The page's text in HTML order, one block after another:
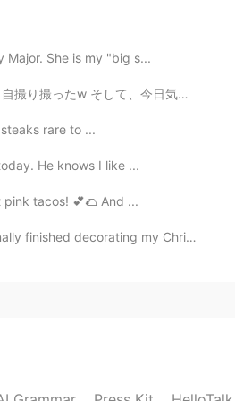
2020.04.11 04:50
She is my "big s...
滅多に出かけたくない私でも、今日、昼間に会社の近...
rare to ...
He knows I like ...
tacos! 💕🌮 And ...
my Christmas tree!! Do ...